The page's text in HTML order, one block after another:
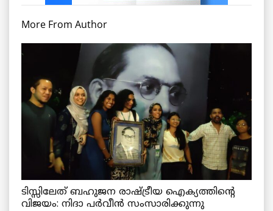
More From Author
ടിസ്സിലേത് ബഹുജന രാഷ്ട്രീയ ഐക്യത്തിന്റെ
വിജയം: നിദാ പർവീൻ സംസാരിക്കുന്നു